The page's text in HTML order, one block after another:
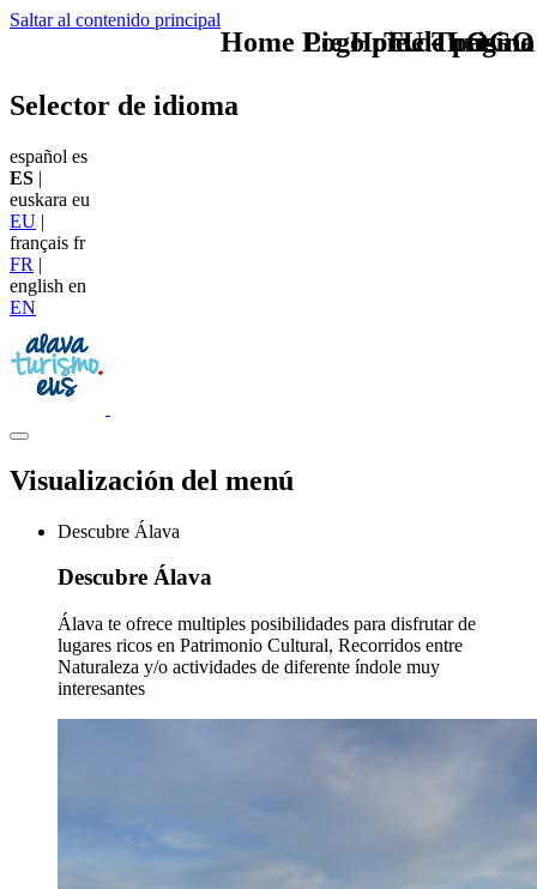
Saltar al contenido principal
TU - LOGO
Selector de idioma
español es
ES |
euskara eu
EU |
français fr
FR |
english en
EN
Visualización del menú
Descubre Álava
Descubre Álava
Álava te ofrece multiples posibilidades para disfrutar de
lugares ricos en Patrimonio Cultural, Recorridos entre
Naturaleza y/o actividades de diferente índole muy
interesantes
Home Logo pie de página
Pie Home Turismo